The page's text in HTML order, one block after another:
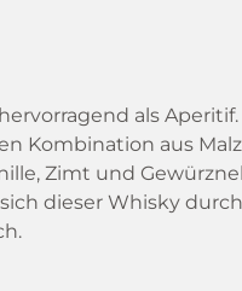
als
Kombination aus
Zimt und
dieser Whisky